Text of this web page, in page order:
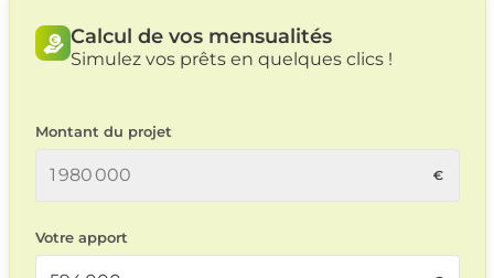
Calcul de vos mensualités
Simulez vos prêts en quelques clics !
Montant du projet
Votre apport